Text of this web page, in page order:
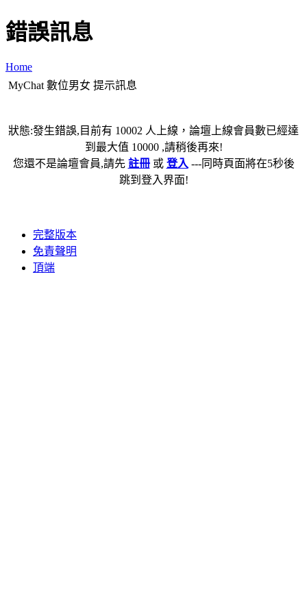
錯誤訊息
Home
MyChat 數位男女 提示訊息
狀態:發生錯誤,目前有 10002 人上線，論壇上線會員數已經達
到最大值 10000 ,請稍後再來!
您還不是論壇會員,請先 註冊或 登入 ---同時頁面將在5秒後
跳到登入界面!
完整版本
免責聲明
頂端